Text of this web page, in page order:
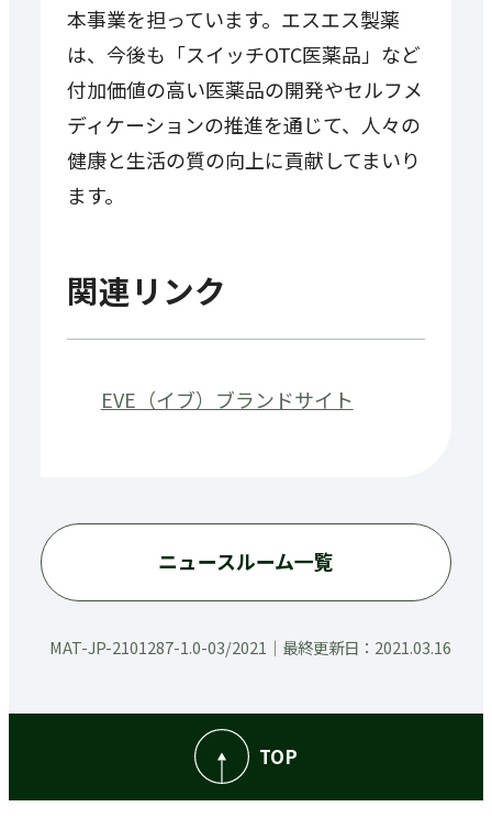
本事業を担っています。エスエス製薬
は、今後も「スイッチOTC医薬品」など
付加価値の高い医薬品の開発やセルフメ
ディケーションの推進を通じて、人々の
健康と生活の質の向上に貢献してまいり
ます。
関連リンク
EVE（イブ）ブランドサイト
ニュースルーム一覧
MAT-JP-2101287-1.0-03/2021 最終更新日：2021.03.16
TOP